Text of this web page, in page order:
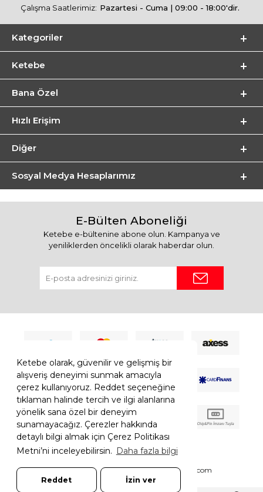
Ketebe olarak, güvenilir ve gelişmiş bir
alışveriş deneyimi sunmak amacıyla
çerez kullanıyoruz. Reddet seçeneğine
tıklaman halinde tercih ve ilgi alanlarına
yönelik sana özel bir deneyim
sunamayacağız. Çerezler hakkında
detaylı bilgi almak için Çerez Politikası
Metni’ni inceleyebilirsin. Daha fazla bilgi
Reddet İzin ver
Çalışma Saatlerimiz: Pazartesi - Cuma | 09:00 - 18:00'dir.
Kategoriler
Ketebe
Bana Özel
Hızlı Erişim
Diğer
Sosyal Medya Hesaplarımız
E-Bülten Aboneliği
Ketebe e-bültenine abone olun. Kampanya ve
yeniliklerden öncelikli olarak haberdar olun.
© 2026 Ketebe Tüm Hakkı Saklıdır. Ketebe.com
7308052261181544